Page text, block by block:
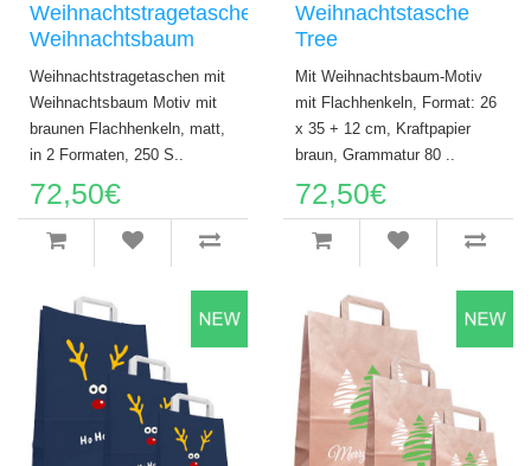
Weihnachtstragetaschen
Weihnachtsbaum
Weihnachtstragetaschen mit
Weihnachtsbaum Motiv mit
braunen Flachhenkeln, matt,
in 2 Formaten, 250 S..
72,50€
Weihnachtstasche
Tree
Mit Weihnachtsbaum-Motiv
mit Flachhenkeln, Format: 26
x 35 + 12 cm, Kraftpapier
braun, Grammatur 80 ..
72,50€